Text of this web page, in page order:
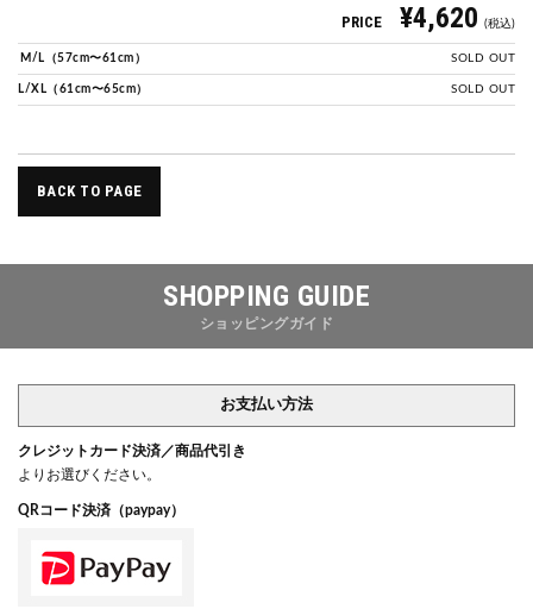
PRICE ¥4,620 (税込)
M/L（57cm〜61cm） SOLD OUT
L/XL（61cm〜65cm） SOLD OUT
BACK TO PAGE
SHOPPING GUIDE
ショッピングガイド
お支払い方法
クレジットカード決済／商品代引き
よりお選びください。
QRコード決済（paypay）